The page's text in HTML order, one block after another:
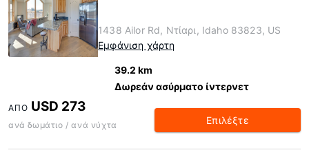
1438 Ailor Rd, Ντίαρι, Idaho 83823, US
Εμφάνιση χάρτη
39.2 km
Δωρεάν ασύρματο ίντερνετ
ΑΠΌ USD 273
ανά δωμάτιο / ανά νύχτα Επιλέξτε